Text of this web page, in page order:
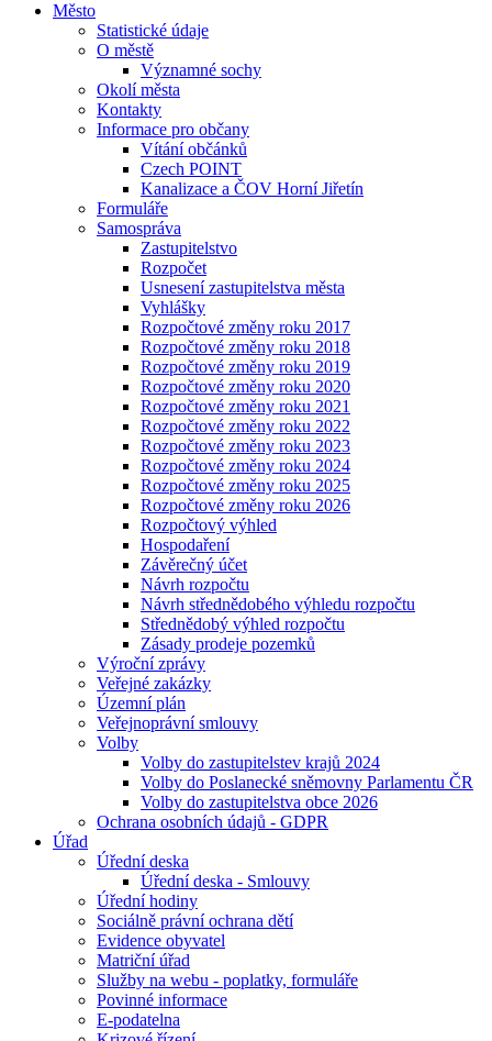
Město
Statistické údaje
O městě
Významné sochy
Okolí města
Kontakty
Informace pro občany
Vítání občánků
Czech POINT
Kanalizace a ČOV Horní Jiřetín
Formuláře
Samospráva
Zastupitelstvo
Rozpočet
Usnesení zastupitelstva města
Vyhlášky
Rozpočtové změny roku 2017
Rozpočtové změny roku 2018
Rozpočtové změny roku 2019
Rozpočtové změny roku 2020
Rozpočtové změny roku 2021
Rozpočtové změny roku 2022
Rozpočtové změny roku 2023
Rozpočtové změny roku 2024
Rozpočtové změny roku 2025
Rozpočtové změny roku 2026
Rozpočtový výhled
Hospodaření
Závěrečný účet
Návrh rozpočtu
Návrh střednědobého výhledu rozpočtu
Střednědobý výhled rozpočtu
Zásady prodeje pozemků
Výroční zprávy
Veřejné zakázky
Územní plán
Veřejnoprávní smlouvy
Volby
Volby do zastupitelstev krajů 2024
Volby do Poslanecké sněmovny Parlamentu ČR
Volby do zastupitelstva obce 2026
Ochrana osobních údajů - GDPR
Úřad
Úřední deska
Úřední deska - Smlouvy
Úřední hodiny
Sociálně právní ochrana dětí
Evidence obyvatel
Matriční úřad
Služby na webu - poplatky, formuláře
Povinné informace
E-podatelna